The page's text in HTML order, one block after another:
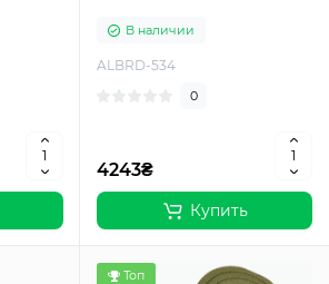
В наличии
ALBRD-534
0
4243₴
Купить
Топ